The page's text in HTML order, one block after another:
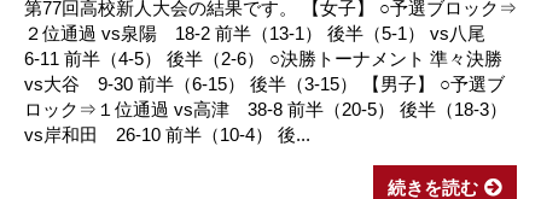
第77回高校新人大会の結果です。 【女子】 ○予選ブロック⇒
２位通過 vs泉陽 18-2 前半（13-1） 後半（5-1） vs八尾
6-11 前半（4-5） 後半（2-6） ○決勝トーナメント 準々決勝
vs大谷 9-30 前半（6-15） 後半（3-15） 【男子】 ○予選ブ
ロック⇒１位通過 vs高津 38-8 前半（20-5） 後半（18-3）
vs岸和田 26-10 前半（10-4） 後...
続きを読む